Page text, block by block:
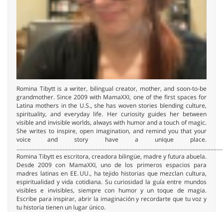
Romina Tibytt is a writer, bilingual creator, mother, and soon-to-be
grandmother. Since 2009 with MamaXXI, one of the first spaces for
Latina mothers in the U.S., she has woven stories blending culture,
spirituality, and everyday life. Her curiosity guides her between
visible and invisible worlds, always with humor and a touch of magic.
She writes to inspire, open imagination, and remind you that your
voice and story have a unique place.
Romina Tibytt es escritora, creadora bilingüe, madre y futura abuela.
Desde 2009 con MamaXXI, uno de los primeros espacios para
madres latinas en EE. UU., ha tejido historias que mezclan cultura,
espiritualidad y vida cotidiana. Su curiosidad la guía entre mundos
visibles e invisibles, siempre con humor y un toque de magia.
Escribe para inspirar, abrir la imaginación y recordarte que tu voz y
tu historia tienen un lugar único.